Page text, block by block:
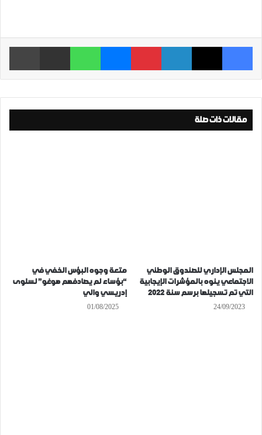
فيسبوك ‫X لينكدإن بينتيريست ماسنجر واتساب مشاركة عبر البريد
مقالات ذات صلة
المجلس الإداري للصندوق الوطني
الاجتماعي ينوه بالمؤشرات الإيجابية
التي تم تسجيلها برسم سنة 2022
24/09/2023
متعة وجوه البؤس الخفي في
“بؤساء لم يصادفهم هوغو” لسلوى
إدريسي والي
01/08/2025